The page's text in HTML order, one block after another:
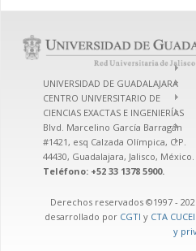
UNIVERSIDAD DE GUADALAJARA
CENTRO UNIVERSITARIO DE
CIENCIAS EXACTAS E INGENIERÍAS
Blvd. Marcelino García Barragán
#1421, esq Calzada Olímpica, C.P.
44430, Guadalajara, Jalisco, México.
Teléfono: +52 33 1378 5900.
Derechos reservados ©1997 -
desarrollado por CGTI y CTA CUCEI
y